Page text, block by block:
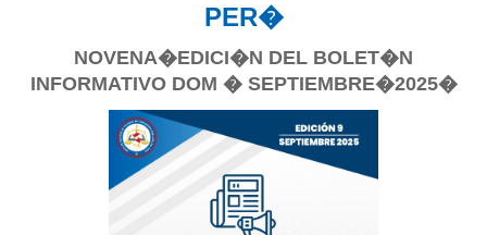
PER�
NOVENA�EDICI�N DEL BOLET�N
INFORMATIVO DOM � SEPTIEMBRE�2025�